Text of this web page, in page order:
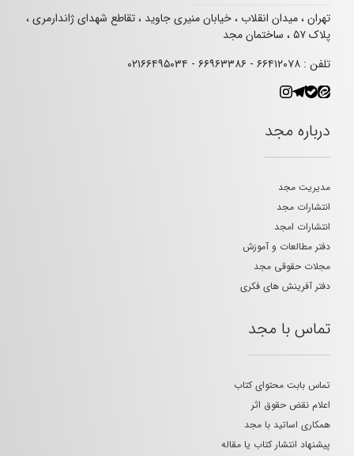
تهران ، میدان انقلاب ، خیابان منیری جاوید ، تقاطع شهدای ژاندارمری ،
پلاک ۵۷ ، ساختمان مجد
تلفن : ۶۶۴۱۲۰۷۸ - ۶۶۹۶۳۳۸۶ - ۰۲۱۶۶۴۹۵۰۳۴
درباره مجد
مدیریت مجد
انتشارات مجد
انتشارات امجد
دفتر مطالعات و آموزش
مجلات حقوقی مجد
دفتر آفرینش های فکری
تماس با مجد
تماس بابت محتوای کتاب
اعلام نقض حقوق اثر
همکاری اساتید با مجد
پیشنهاد انتشار کتاب یا مقاله